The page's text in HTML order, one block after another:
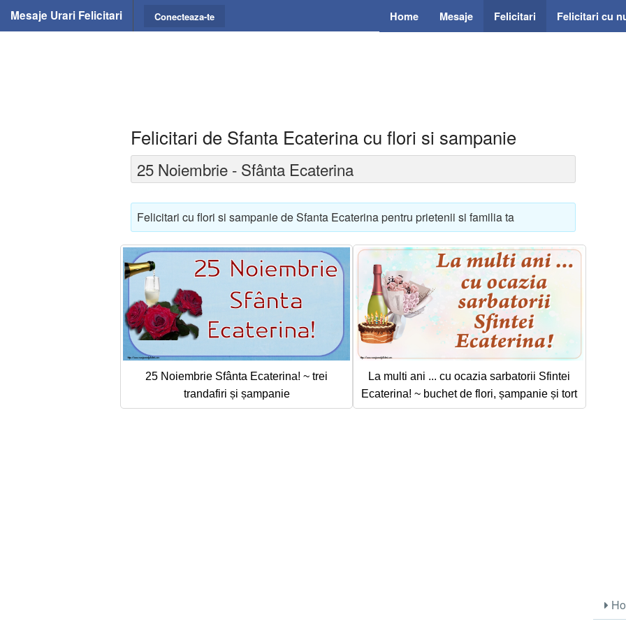
Mesaje Urari Felicitari Home Mesaje Felicitari Felicitari cu
Conecteaza-te
Felicitari de Sfanta Ecaterina cu flori si sampanie
25 Noiembrie - Sfânta Ecaterina
Felicitari cu flori si sampanie de Sfanta Ecaterina pentru prietenii si familia ta
25 Noiembrie Sfânta Ecaterina! ~ trei
trandafiri și șampanie
La multi ani ... cu ocazia sarbatorii Sfintei
Ecaterina! ~ buchet de flori, șampanie și tort